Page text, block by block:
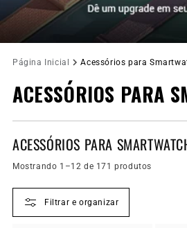
Página Inicial Acessórios para
ACESSÓRIOS PARA
ACESSÓRIOS PARA
Mostrando 1–12 de 171 produtos
Filtrar e organizar